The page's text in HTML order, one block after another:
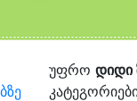
უფროდიდი